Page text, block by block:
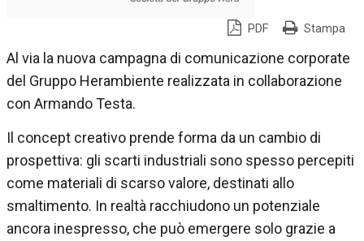
PDF Stampa
Al via la nuova campagna di comunicazione corporate
del Gruppo Herambiente realizzata in collaborazione
con Armando Testa.
Il concept creativo prende forma da un cambio di
prospettiva: gli scarti industriali sono spesso percepiti
come materiali di scarso valore, destinati allo
smaltimento. In realtà racchiudono un potenziale
ancora inespresso, che può emergere solo grazie a